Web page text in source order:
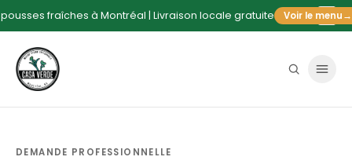
fraîches à Montréal | Livraison locale gratuite Voir le menu→
DEMANDE PROFESSIONNELLE